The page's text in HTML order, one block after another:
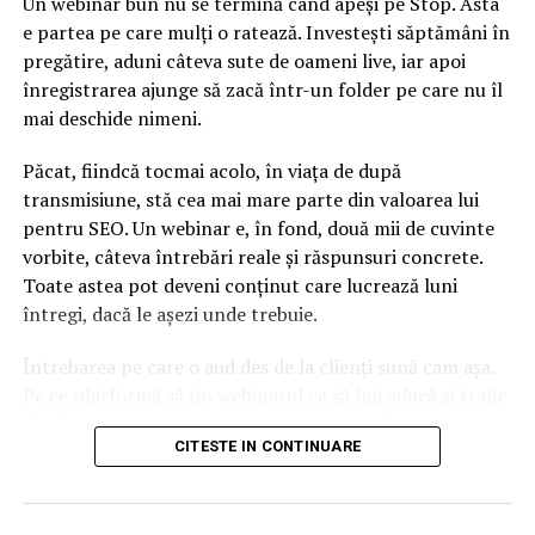
ARTICOLE PE ACEIASI TEMA:
URMATORUL
Până acum nu am primit nicio sesizare de la vreun turist
afectat
Ordonanţa privind garantarea pachetelor turistice intră
miercuri pe circuitul de avizare
e partea pe care mulți o ratează. Investești săptămâni în
pregătire, aduni câteva sute de oameni live, iar apoi
înregistrarea ajunge să zacă într-un folder pe care nu îl
mai deschide nimeni.
Păcat, fiindcă tocmai acolo, în viața de după
transmisiune, stă cea mai mare parte din valoarea lui
pentru SEO. Un webinar e, în fond, două mii de cuvinte
vorbite, câteva întrebări reale și răspunsuri concrete.
Toate astea pot deveni conținut care lucrează luni
întregi, dacă le așezi unde trebuie.
Întrebarea pe care o aud des de la clienți sună cam așa.
din Google, nu doar lead-uri pe moment? Răspunsul
scurt e că platforma contează, dar nu în felul în care
CITESTE IN CONTINUARE